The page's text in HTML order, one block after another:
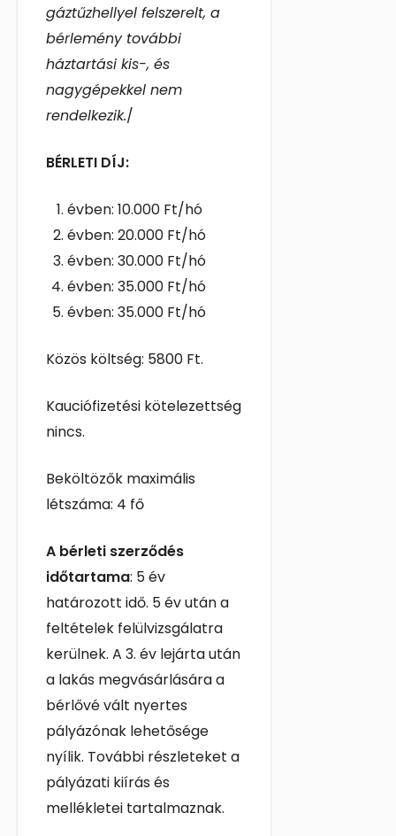
gáztűzhellyel felszerelt, a
bérlemény további
háztartási kis-, és
nagygépekkel nem
rendelkezik./
BÉRLETI DÍJ:
évben: 10.000 Ft/hó
évben: 20.000 Ft/hó
évben: 30.000 Ft/hó
évben: 35.000 Ft/hó
évben: 35.000 Ft/hó
Közös költség: 5800 Ft.
Kauciófizetési kötelezettség
nincs.
Beköltözők maximális
létszáma: 4 fő
A bérleti szerződés
időtartama: 5 év
határozott idő. 5 év után a
feltételek felülvizsgálatra
kerülnek. A 3. év lejárta után
a lakás megvásárlására a
bérlővé vált nyertes
pályázónak lehetősége
nyílik. További részleteket a
pályázati kiírás és
mellékletei tartalmaznak.